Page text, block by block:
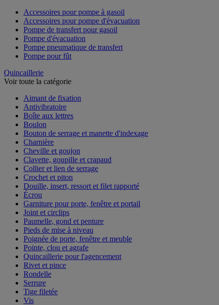
Accessoires pour pompe à gasoil
Accessoires pour pompe d'évacuation
Pompe de transfert pour gasoil
Pompe d'évacuation
Pompe pneumatique de transfert
Pompe pour fût
Quincaillerie
Voir toute la catégorie
Aimant de fixation
Antivibratoire
Boîte aux lettres
Boulon
Bouton de serrage et manette d'indexage
Charnière
Cheville et goujon
Clavette, goupille et crapaud
Collier et lien de serrage
Crochet et piton
Douille, insert, ressort et filet rapporté
Écrou
Garniture pour porte, fenêtre et portail
Joint et circlips
Paumelle, gond et penture
Pieds de mise à niveau
Poignée de porte, fenêtre et meuble
Pointe, clou et agrafe
Quincaillerie pour l'agencement
Rivet et pince
Rondelle
Serrure
Tige filetée
Vis